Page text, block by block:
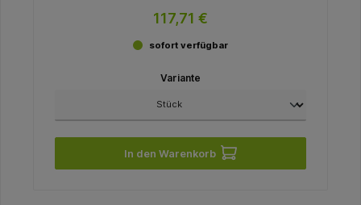
117,71 €
sofort verfügbar
Variante
In den Warenkorb